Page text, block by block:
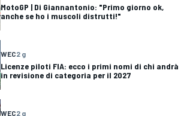
MotoGP | Di Giannantonio: "Primo giorno ok,
anche se ho i muscoli distrutti!"
WEC2 g
Licenze piloti FIA: ecco i primi nomi di chi andrà
in revisione di categoria per il 2027
WEC2 g